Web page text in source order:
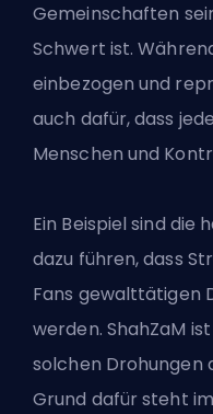
Gemeinschaften
Schwert ist.
einbezogen und
auch dafür, dass
Menschen und
Ein Beispiel sind die
dazu führen, dass
Fans gewalttätigen
werden. ShahZaM
solchen Drohungen
Grund dafür steht